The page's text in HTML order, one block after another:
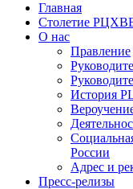
Главная
Столетие
О нас
Правление
История
России
Адрес и
Пресс-релизы